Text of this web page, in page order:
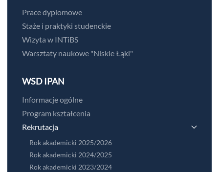
Prace dyplomowe
Staże i praktyki studenckie
Wizyta w INTiBS
Warsztaty naukowe "Niskie Łąki"
WSD IPAN
Informacje ogólne
Program kształcenia
Rekrutacja
Rok akademicki 2025/2026
Rok akademicki 2024/2025
Rok akademicki 2023/2024